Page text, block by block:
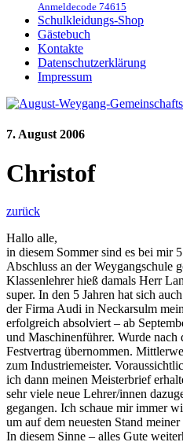
Anmeldecode 74615
Schulkleidungs-Shop
Gästebuch
Kontakte
Datenschutzerklärung
Impressum
7. August 2006
Christof
zurück
Hallo alle,
in diesem Sommer sind es bei mir
Abschluss an der Weygangschule
Klassenlehrer hieß damals Herr
super. In den 5 Jahren hat sich
der Firma Audi in Neckarsulm
erfolgreich absolviert – ab
und Maschinenführer. Wurde
Festvertrag übernommen.
zum Industriemeister.
ich dann meinen Meisterbrief
sehr viele neue Lehrer/innen
gegangen. Ich schaue mir immer
um auf dem neuesten Stand
In diesem Sinne – alles Gute